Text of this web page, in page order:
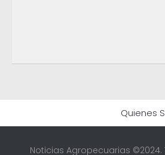
Quienes
Noticias Agropecuarias